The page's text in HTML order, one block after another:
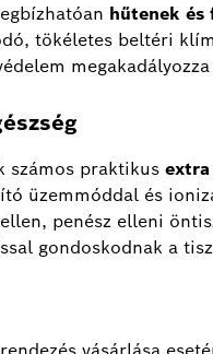
hűtenek és
tökéletes beltéri
számos praktikus
üzemmóddal és
ellen, penész elleni
gondoskodnak a